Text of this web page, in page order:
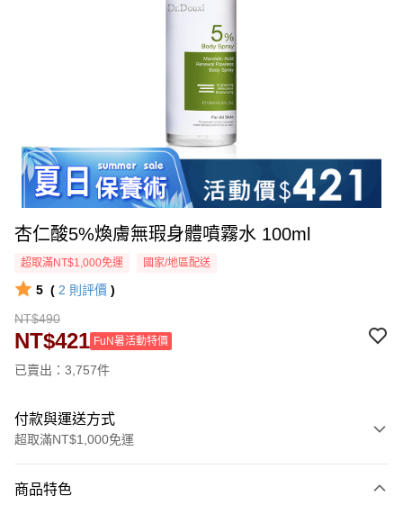
杏仁酸5%煥膚無瑕身體噴霧水 100ml
超取滿NT$1,000免運 國家/地區配送
5 ( 2 則評價 )
NT$490
NT$421 FuN暑活動特價
已賣出：3,757件
付款與運送方式
超取滿NT$1,000免運
信用卡一次付款
商品特色